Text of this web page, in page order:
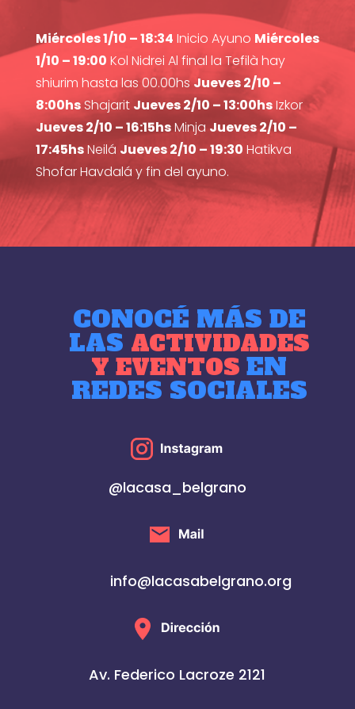
Miércoles 1/10 – 18:34 Inicio Ayuno Miércoles
1/10 – 19:00 Kol Nidrei Al final la Tefilà hay
shiurim hasta las 00.00hsJueves 2/10 –
8:00hsShajarit Jueves 2/10 – 13:00hsIzkor
Jueves 2/10 – 16:15hsMinja Jueves 2/10 –
17:45hsNeilá Jueves 2/10 – 19:30 Hatikva
Shofar Havdalá y fin del ayuno.
CONOCÉ MÁS DE
LAS ACTIVIDADES
Y EVENTOSEN
REDES SOCIALES
@lacasa_belgrano
info@lacasabelgrano.org
Av. Federico Lacroze 2121